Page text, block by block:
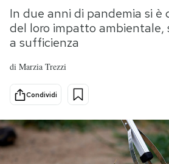
Tecnologia
Internet
Scienza
Cultura
Economia
Sport
Ok
PODCAST
In due anni di pandemia si è
del loro impatto ambientale,
a sufficienza
di Marzia Trezzi
Condividi